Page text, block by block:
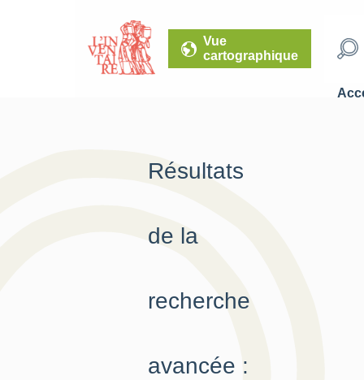
Vue
cartographique
Résultats
de la
recherche
avancée :